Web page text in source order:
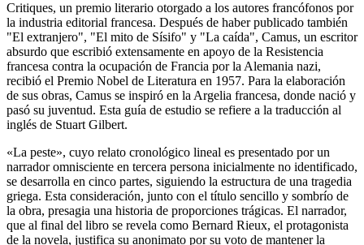
Critiques, un premio literario otorgado a los autores francófonos por
la industria editorial francesa. Después de haber publicado también
"El extranjero", "El mito de Sísifo" y "La caída", Camus, un escritor
absurdo que escribió extensamente en apoyo de la Resistencia
francesa contra la ocupación de Francia por la Alemania nazi,
recibió el Premio Nobel de Literatura en 1957. Para la elaboración
de sus obras, Camus se inspiró en la Argelia francesa, donde nació y
pasó su juventud. Esta guía de estudio se refiere a la traducción al
inglés de Stuart Gilbert.
«La peste», cuyo relato cronológico lineal es presentado por un
narrador omnisciente en tercera persona inicialmente no identificado,
se desarrolla en cinco partes, siguiendo la estructura de una tragedia
griega. Esta consideración, junto con el título sencillo y sombrío de
la obra, presagia una historia de proporciones trágicas. El narrador,
que al final del libro se revela como Bernard Rieux, el protagonista
de la novela, justifica su anonimato por su voto de mantener la